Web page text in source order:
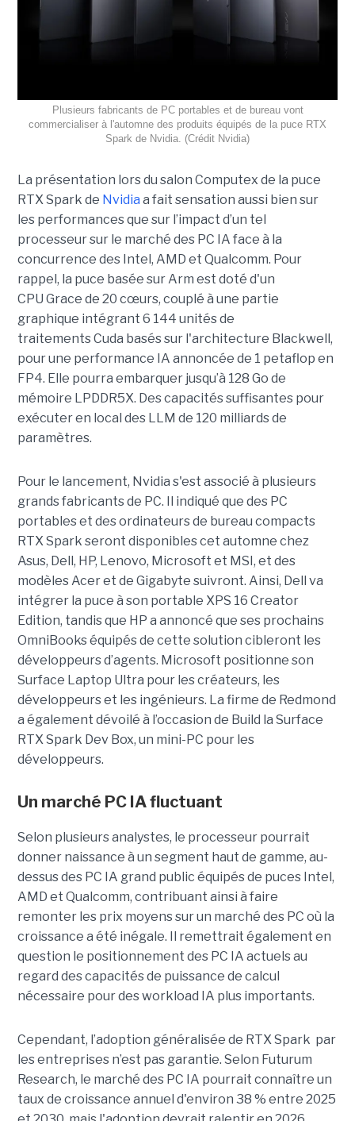
Plusieurs fabricants de PC portables et de bureau vont
commercialiser à l'automne des produits équipés de la puce RTX
Spark de Nvidia. (Crédit Nvidia)
La présentation lors du salon Computex de la puce
RTX Spark de Nvidia a fait sensation aussi bien sur
les performances que sur l’impact d’un tel
processeur sur le marché des PC IA face à la
concurrence des Intel, AMD et Qualcomm. Pour
rappel, la puce basée sur Arm est doté d'un
CPU Grace de 20 cœurs, couplé à une partie
graphique intégrant 6 144 unités de
traitements Cuda basés sur l'architecture Blackwell,
pour une performance IA annoncée de 1 petaflop en
FP4. Elle pourra embarquer jusqu’à 128 Go de
mémoire LPDDR5X. Des capacités suffisantes pour
exécuter en local des LLM de 120 milliards de
paramètres.
Pour le lancement, Nvidia s'est associé à plusieurs
grands fabricants de PC. Il indiqué que des PC
portables et des ordinateurs de bureau compacts
RTX Spark seront disponibles cet automne chez
Asus, Dell, HP, Lenovo, Microsoft et MSI, et des
modèles Acer et de Gigabyte suivront. Ainsi, Dell va
intégrer la puce à son portable XPS 16 Creator
Edition, tandis que HP a annoncé que ses prochains
OmniBooks équipés de cette solution cibleront les
développeurs d’agents. Microsoft positionne son
Surface Laptop Ultra pour les créateurs, les
développeurs et les ingénieurs. La firme de Redmond
a également dévoilé à l’occasion de Build la Surface
RTX Spark Dev Box, un mini-PC pour les
développeurs.
Un marché PC IA fluctuant
Selon plusieurs analystes, le processeur pourrait
donner naissance à un segment haut de gamme, au-
dessus des PC IA grand public équipés de puces Intel,
AMD et Qualcomm, contribuant ainsi à faire
remonter les prix moyens sur un marché des PC où la
croissance a été inégale. Il remettrait également en
question le positionnement des PC IA actuels au
regard des capacités de puissance de calcul
nécessaire pour des workload IA plus importants.
Cependant, l’adoption généralisée de RTX Spark par
les entreprises n’est pas garantie. Selon Futurum
Research, le marché des PC IA pourrait connaître un
taux de croissance annuel d'environ 38 % entre 2025